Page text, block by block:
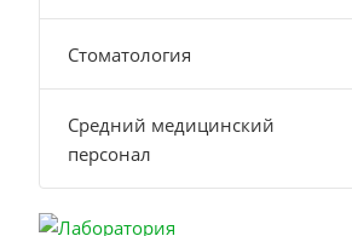
Стоматология
Средний медицинский
персонал